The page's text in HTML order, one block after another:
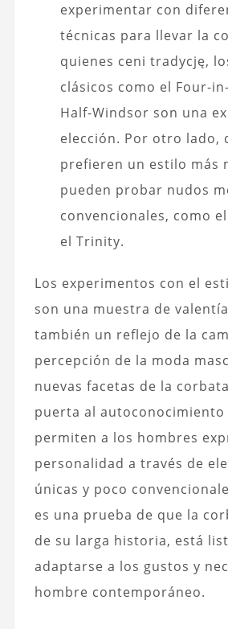
experimentar con
técnicas para llevar la
quienes ceni tradycję,
clásicos como el Four-
Half-Windsor son una
elección. Por otro lado,
prefieren un estilo más
pueden probar nudos
convencionales, como
el Trinity.
Los experimentos con el
son una muestra de
también un reflejo de la
percepción de la moda
nuevas facetas de la
puerta al
permiten a los hombres
personalidad a través de
únicas y poco
es una prueba de que la
de su larga historia, está
adaptarse a los gustos y
hombre contemporáneo.